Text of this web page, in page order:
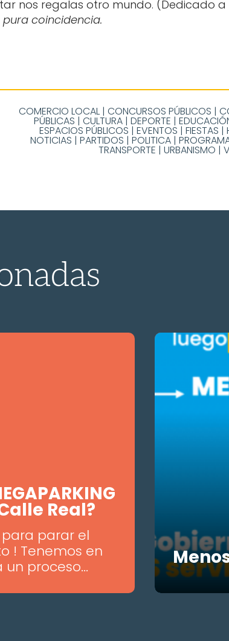
nos regalas otro mundo. (Dedicado a
coincidencia.
COMERCIO LOCAL| CONCURSOS PÚBLICOS |
PÚBLICAS | CULTURA| DEPORTE |
ESPACIOS PÚBLICOS | EVENTOS | FIESTAS |
NOTICIAS | PARTIDOS | POLITICA|
TRANSPORTE | URBANISMO |
Real?
para parar el
! Tenemos en
proceso...